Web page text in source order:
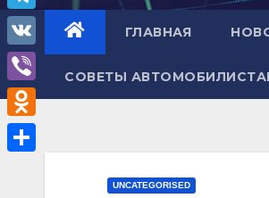
ГЛАВНАЯ
СОВЕТЫ
UNCATEGORISED
h
a
A
T
e
l
e
g
V
K
V
i
b
O